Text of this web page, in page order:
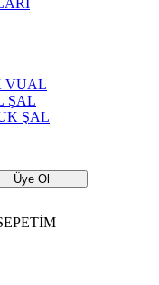
VUAL
ŞAL
ŞAL
Üye Ol